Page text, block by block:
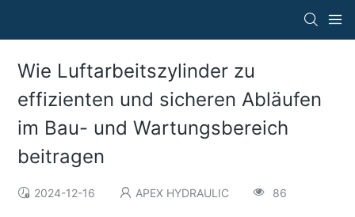
Wie Luftarbeitszylinder zu
effizienten und sicheren Abläufen
im Bau- und Wartungsbereich
beitragen
2024-12-16 APEX HYDRAULIC 86